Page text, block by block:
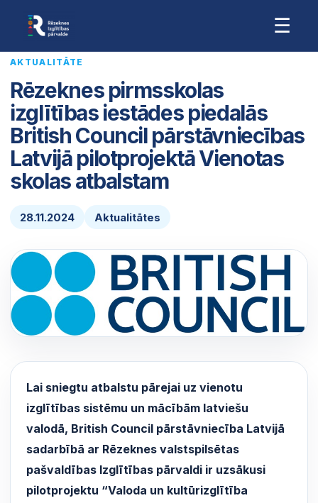
☰
AKTUALITĀTE
Rēzeknes pirmsskolas
izglītības iestādes piedalās
British Council pārstāvniecības
Latvijā pilotprojektā Vienotas
skolas atbalstam
28.11.2024 Aktualitātes
Lai sniegtu atbalstu pārejai uz vienotu
izglītības sistēmu un mācībām latviešu
valodā, British Council pārstāvniecība Latvijā
sadarbībā ar Rēzeknes valstspilsētas
pašvaldības Izglītības pārvaldi ir uzsākusi
pilotprojektu “Valoda un kultūrizglītība